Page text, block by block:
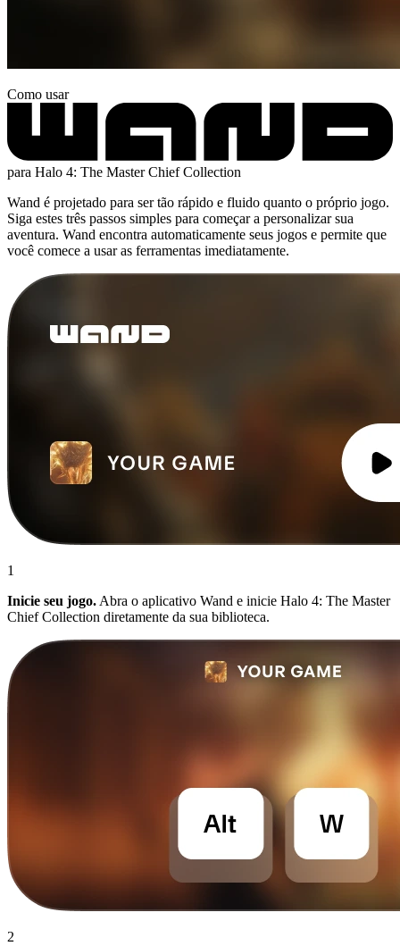
Como usar
para Halo 4: The Master Chief Collection
Wand é projetado para ser tão rápido e fluido quanto o próprio jogo.
Siga estes três passos simples para começar a personalizar sua
aventura. Wand encontra automaticamente seus jogos e permite que
você comece a usar as ferramentas imediatamente.
1
Inicie seu jogo. Abra o aplicativo Wand e inicie Halo 4: The Master
Chief Collection diretamente da sua biblioteca.
2